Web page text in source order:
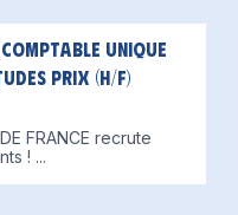
unique
Prix (H/F)
FRANCE recrute
! ...